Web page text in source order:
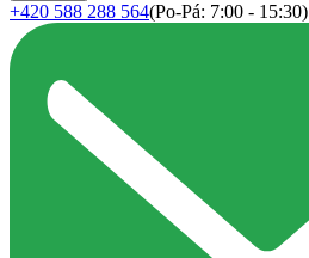
+420 588 288 564(Po-Pá: 7:00 - 15:30)